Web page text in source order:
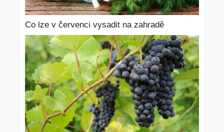
Co lze v červenci vysadit na zahradě